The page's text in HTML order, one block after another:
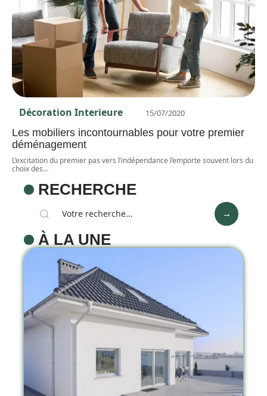
Décoration Interieure 15/07/2020
Les mobiliers incontournables pour votre premier
déménagement
L’excitation du premier pas vers l’indépendance l’emporte souvent lors du
choix des…
RECHERCHE
À LA UNE